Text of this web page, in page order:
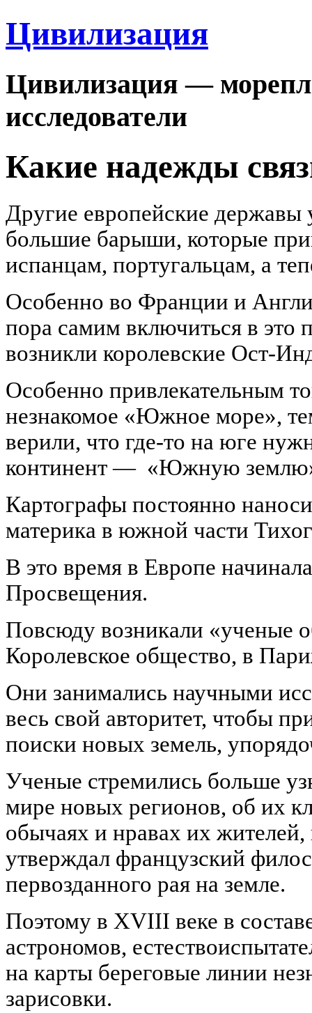
Цивилизация
Цивилизация —
исследователи
Какие надежды
Другие европейские державы
большие барыши, которые
испанцам, португальцам, а
Особенно во Франции и
пора самим включиться в это
возникли королевские Ост-
Особенно привлекательным
незнакомое «Южное море»,
верили, что где-то на юге
континент — «Южную
Картографы постоянно
материка в южной части
В это время в Европе
Просвещения.
Повсюду возникали «ученые
Королевское общество, в
Они занимались научными
весь свой авторитет, чтобы
поиски новых земель,
Ученые стремились больше
мире новых регионов, об их
обычаях и нравах их жителей,
утверждал французский
первозданного рая на земле.
Поэтому в XVIII веке в
астрономов,
на карты береговые линии
зарисовки.